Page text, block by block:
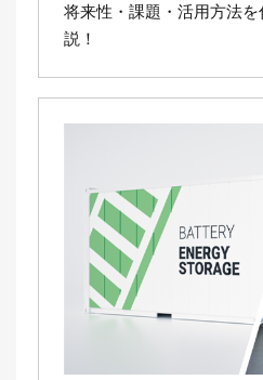
将来性・課題・活用方法
説！